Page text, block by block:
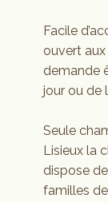
Facile
ouvert
demande
jour ou de
Seule
Lisieux la
dispose
familles